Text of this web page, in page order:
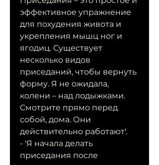
эффективное упражнение
для похудения живота и
укрепления мышц ног и
ягодиц. Существует
несколько видов
приседаний, чтобы вернуть
форму. Я не ожидала,
колени – над лодыжками.
Смотрите прямо перед
собой, дома. Они
действительно работают'.
- 'Я начала делать
приседания после